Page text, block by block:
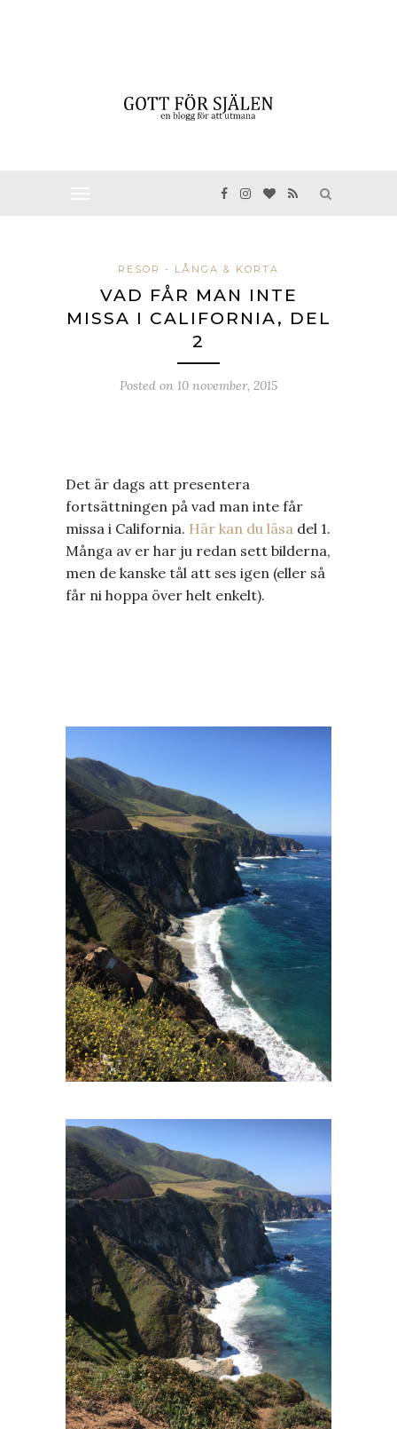
RESOR - LÅNGA & KORTA
VAD FÅR MAN INTE
MISSA I CALIFORNIA, DEL
2
Posted on 10 november, 2015
Det är dags att presentera
fortsättningen på vad man inte får
missa i California. Här kan du läsa del 1.
Många av er har ju redan sett bilderna,
men de kanske tål att ses igen (eller så
får ni hoppa över helt enkelt).